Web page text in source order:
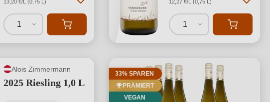
13,20 €/L (0,75 L)
1
12,27 €/L (0,75 L)
1
Alois Zimmermann
2025 Riesling 1,0 L
33% SPAREN
PRÄMIERT
VEGAN